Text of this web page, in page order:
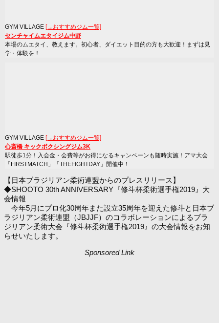
GYM VILLAGE [→おすすめジム一覧]
センチャイムエタイジム中野
本場のムエタイ、教えます。初心者、ダイエット目的の方も大歓迎！まずは見
学・体験を！
GYM VILLAGE [→おすすめジム一覧]
心斎橋 キックボクシングジム3K
駅徒歩1分！入会金・会費等がお得になるキャンペーンも随時実施！アマ大会
「FIRSTMATCH」「THEFIGHTDAY」開催中！
【日本ブラジリアン柔術連盟からのプレスリリース】
◆SHOOTO 30th ANNIVERSARY『修斗杯柔術選手権2019』大
会情報
今年5月にプロ化30周年また設立35周年を迎えた修斗と日本ブ
ラジリアン柔術連盟（JBJJF）のコラボレーションによるブラ
ジリアン柔術大会『修斗杯柔術選手権2019』の大会情報をお知
らせいたします。
Sponsored Link